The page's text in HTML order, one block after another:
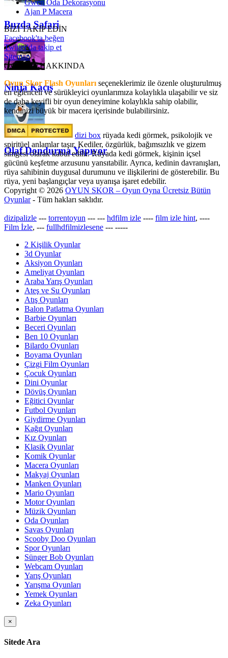
Buzda Safari
Ninja Kaçış
Olaf Dondurma Yapıyor
Gwen Oda Dekorasyonu
Ajan P Macera
BİZİ TAKİP EDİN
Facebook'ta beğen
Twitter'da takip et
Sitemap
OyunSkor HAKKINDA
Oyun Skor Flash Oyunları seçeneklerimiz ile özenle oluşturulmuş
en eğlenceli ve sürükleyici oyunlarımıza kolaylıkla ulaşabilir ve siz
de daha keyifli bir oyun deneyimine kolaylıkla sahip olabilir,
kendinizi büyük bir macera içerisinde bulabilirsiniz.
dizi box rüyada kedi görmek​, psikolojik ve
spiritüel anlamlar taşır. Kediler, özgürlük, bağımsızlık ve gizem
simgesi olarak kabul edilir. Rüyada kedi görmek, kişinin içsel
gücünü keşfetme arzusunu yansıtabilir. Ayrıca, kedinin davranışları,
rüya sahibinin duygusal durumunu ve ilişkilerini de gösterebilir. Bu
rüya, yeni başlangıçlar veya uyanışa işaret edebilir.
Copyright © 2026 OYUN SKOR – Oyun Oyna Ücretsiz Bütün
Oyunlar- Tüm hakları saklıdır.
dizipalizle --- torrentoyun --- --- hdfilm izle ---- film izle hint, ----
Film İzle, --- fullhdfilmizlesene --- -----
2 Kişilik Oyunlar
3d Oyunlar
Aksiyon Oyunları
Ameliyat Oyunları
Araba Yarış Oyunları
Ateş ve Su Oyunları
Atış Oyunları
Balon Patlatma Oyunları
Barbie Oyunları
Beceri Oyunları
Ben 10 Oyunları
Bilardo Oyunları
Boyama Oyunları
Çizgi Film Oyunları
Çocuk Oyunları
Dini Oyunlar
Dövüş Oyunları
Eğitici Oyunlar
Futbol Oyunları
Giydirme Oyunları
Kağıt Oyunları
Kız Oyunları
Klasik Oyunlar
Komik Oyunlar
Macera Oyunları
Makyaj Oyunları
Manken Oyunları
Mario Oyunları
Motor Oyunları
Müzik Oyunları
Oda Oyunları
Savas Oyunları
Scooby Doo Oyunları
Spor Oyunları
Sünger Bob Oyunları
Webcam Oyunları
Yarış Oyunları
Yarışma Oyunları
Yemek Oyunları
Zeka Oyunları
×
Sitede Ara